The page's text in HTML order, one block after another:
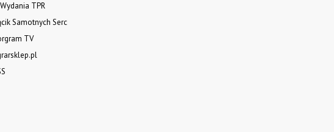
TPR
Samotnych Serc
TV